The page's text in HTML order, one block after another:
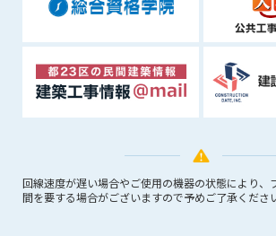
回線速度が遅い場合やご使用の機器の状態により、
間を要する場合がございますので予めご了承くださ
月末をもって解約とします。
2. 本サービスの最低利用期間はサービスを開
月間とします。
3. いかなる事由によっても、すでにお支払済
しや、日割り計算はしないことを承諾する
上記13条に規定する退会の意思表示がなき場
第15条（準拠法・管轄裁判所）